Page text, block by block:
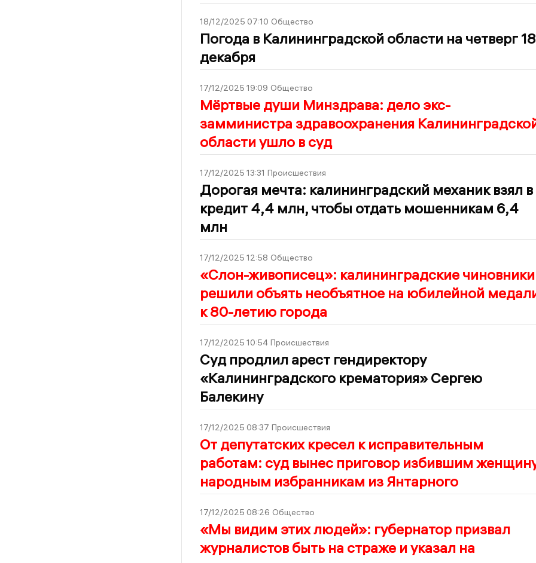
18/12/2025 07:10 Общество
Погода в Калининградской области на четверг 18
декабря
17/12/2025 19:09 Общество
Мёртвые души Минздрава: дело экс-
замминистра здравоохранения
области ушло в суд
17/12/2025 13:31 Происшествия
Дорогая мечта: калининградский механик взял в
кредит 4,4 млн, чтобы отдать мошенникам 6,4
млн
17/12/2025 12:58 Общество
«Слон-живописец»: калининградские чиновники
решили объять необъятное на юбилейной
к 80-летию города
17/12/2025 10:54 Происшествия
Суд продлил арест гендиректору
«Калининградского крематория» Сергею
Балекину
17/12/2025 08:37 Происшествия
От депутатских кресел к исправительным
работам: суд вынес приговор избившим
народным избранникам из Янтарного
17/12/2025 08:26 Общество
«Мы видим этих людей»: губернатор призвал
журналистов быть на страже и указал на